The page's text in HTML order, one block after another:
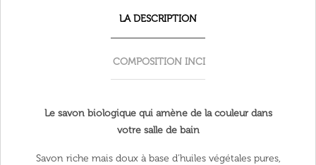
LA DESCRIPTION
COMPOSITION INCI
Le savon biologique qui amène de la couleur dans
votre salle de bain
Savon riche mais doux à base d'huiles végétales pures,